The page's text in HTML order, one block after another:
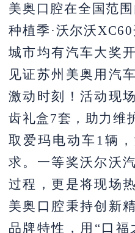
美奥口腔在全国范
种植季·沃尔沃
城市均有汽车大奖
见证苏州美奥用汽
激动时刻！活动现场
齿礼盒7套，助力维
取爱玛电动车1辆
求。一等奖沃尔沃
过程，更是将现场
美奥口腔秉持创新
品牌特性，用“口福